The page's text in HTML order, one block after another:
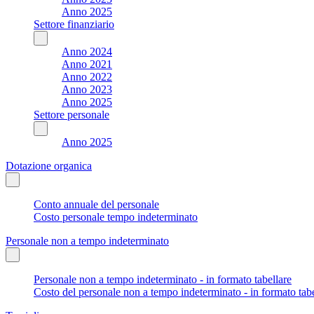
Anno 2025
Settore finanziario
Anno 2024
Anno 2021
Anno 2022
Anno 2023
Anno 2025
Settore personale
Anno 2025
Dotazione organica
Conto annuale del personale
Costo personale tempo indeterminato
Personale non a tempo indeterminato
Personale non a tempo indeterminato - in formato tabellare
Costo del personale non a tempo indeterminato - in formato